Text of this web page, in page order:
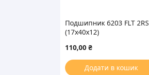
Подшипник 6203 FLT 2RS
(17x40x12)
110,00 ₴
Додати в кошик